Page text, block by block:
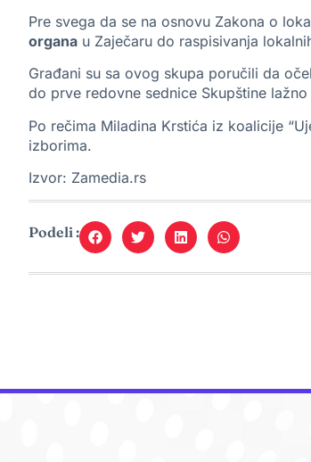
Pre svega da se na osnovu Zakona o
organa u Zaječaru do raspisivanja
Građani su sa ovog skupa poručili da
do prve redovne sednice Skupštine
Po rečima Miladina Krstića iz koalicije
izborima.
Izvor: Zamedia.rs
Podeli :